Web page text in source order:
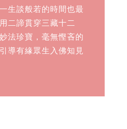
生談般若的時間也最
二諦貫穿三藏十二
法珍寶，毫無慳吝的
導有緣眾生入佛知見